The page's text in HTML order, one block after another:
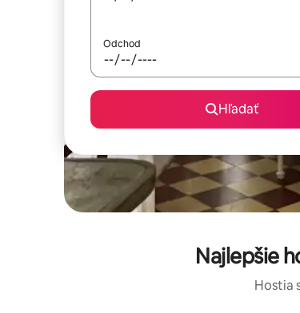
Odchod
Hľadať
Najlepšie
Hostia